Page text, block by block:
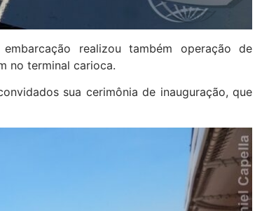
realizou também operação de
no terminal carioca.
sua cerimônia de inauguração, que